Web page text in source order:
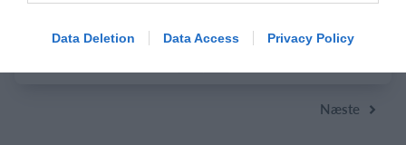
Data Deletion Data Access Privacy Policy
Næste